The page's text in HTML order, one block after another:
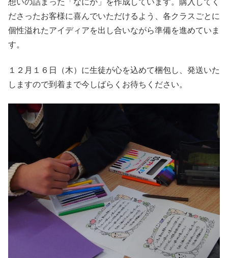
想いの詰まった「なにか」を作成しています。購入してく
ださったお客様に喜んでいただけるよう、各クラスごとに
個性溢れたアイディアを出し合いながら準備を進めていま
す。
１２月１６日（木）に生徒が心を込めて梱包し、発送いた
しますので到着まで今しばらくお待ちください。